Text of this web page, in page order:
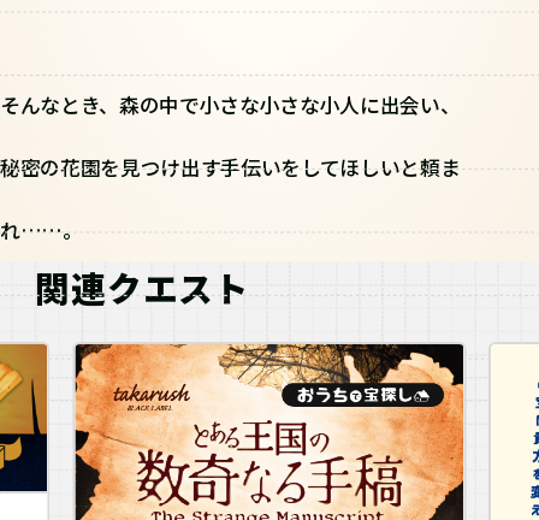
そんなとき、森の中で小さな小さな小人に出会い、
秘密の花園を見つけ出す手伝いをしてほしいと頼ま
れ……。
関連クエスト